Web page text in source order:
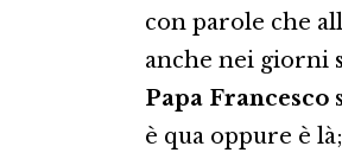
con parole che
anche nei giorni
Papa Francesco
è qua oppure è